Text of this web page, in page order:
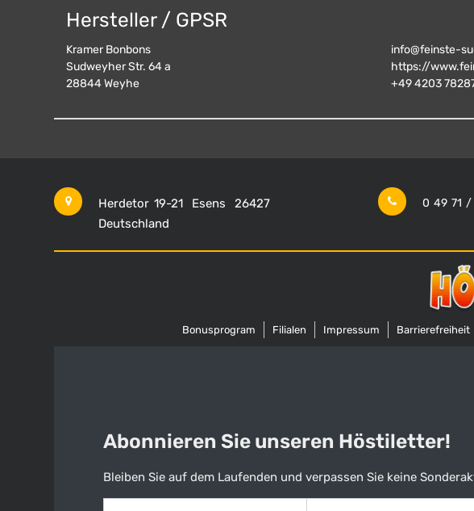
Hersteller / GPSR
Kramer Bonbons
Sudweyher Str. 64 a
28844Weyhe
info@feinste-
https://
+49 4203
Herdetor 19-21 Esens
26427
Deutschland
0 49 71 /
Bonusprogram Filialen Impressum Barrierefreiheit
Abonnieren Sie unseren Höstiletter!
Bleiben Sie auf dem Laufenden und verpassen Sie keine